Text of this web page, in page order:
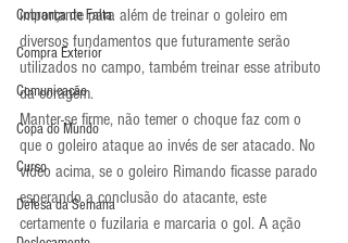
Cobrança de Falta
Compra Exterior
Comunicação
Copa do Mundo
Curso
Defesa da Semana
importante para além de treinar o goleiro em
diversos fundamentos que futuramente serão
utilizados no campo, também treinar esse atributo
da coragem.
Manter-se firme, não temer o choque faz com o
que o goleiro ataque ao invés de ser atacado. No
vídeo acima, se o goleiro Rimando ficasse parado
esperando a conclusão do atacante, este
certamente o fuzilaria e marcaria o gol. A ação